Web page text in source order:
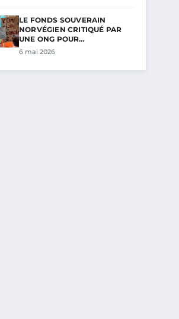
LE FONDS SOUVERAIN
NORVÉGIEN CRITIQUÉ PAR
UNE ONG POUR…
6 mai 2026